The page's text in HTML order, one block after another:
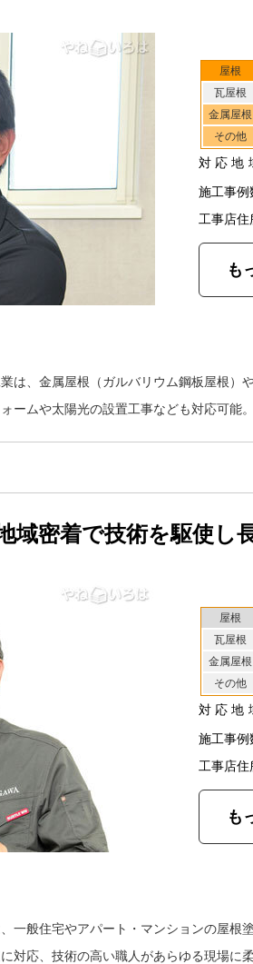
屋根
瓦屋根
金属屋根
その他
対応地
施工事例
工事店住
も
は、金属屋根（ガルバリウム鋼板屋根）
ームや太陽光の設置工事なども対応可能
域密着で技術を駆使し
屋根
瓦屋根
金属屋根
その他
対応地
施工事例
工事店住
も
一般住宅やアパート・マンションの屋根
対応、技術の高い職人があらゆる現場に